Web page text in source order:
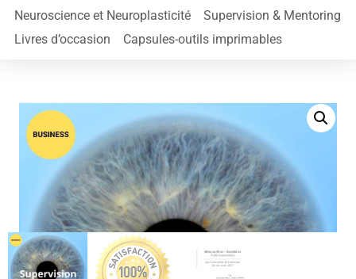
Neuroscience et Neuroplasticité
Supervision & Mentoring
Livres d’occasion
Capsules-outils imprimables